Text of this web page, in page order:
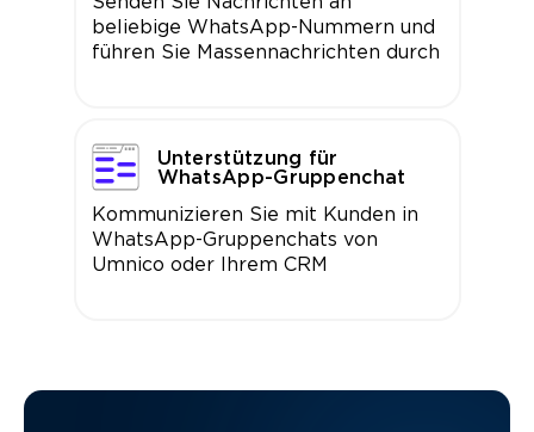
beliebige WhatsApp-Nummern und
führen Sie Massennachrichten durch
Unterstützung für
WhatsApp-Gruppenchat
Kommunizieren Sie mit Kunden in
WhatsApp-Gruppenchats von
Umnico oder Ihrem CRM